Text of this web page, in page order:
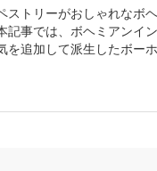
ストリーがおしゃれなボ
記事では、ボヘミアンイ
を追加して派生したボー